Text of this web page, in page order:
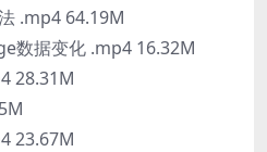
.mp4 64.19M
数据变化 .mp4 16.32M
28.31M
23.67M